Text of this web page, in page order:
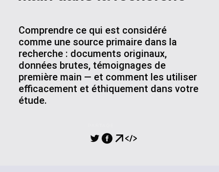
Comprendre ce qui est considéré
comme une source primaire dans la
recherche : documents originaux,
données brutes, témoignages de
première main — et comment les utiliser
efficacement et éthiquement dans votre
étude.